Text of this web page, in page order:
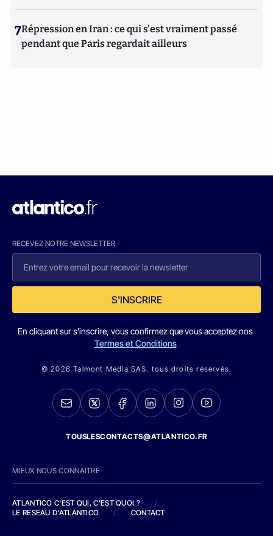
7Répression en Iran : ce qui s'est vraiment passé
pendant que Paris regardait ailleurs
RECEVEZ NOTRE NEWSLETTER
S'INSCRIRE
En cliquant sur s'inscrire, vous confirmez que vous acceptez nos
Termes et Conditions
© 2026 Talmont Media SAS. tous droits réservés.
TOUSLESCONTACTS@ATLANTICO.FR
MIEUX NOUS CONNAITRE
ATLANTICO C'EST QUI, C'EST QUOI ?
/
LE RESEAU D'ATLANTICO
/ CONTACT